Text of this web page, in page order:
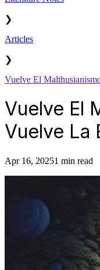
❯
Articles
❯
Vuelve El
Vuelve El
Vuelve La
Apr 16, 20251 min read